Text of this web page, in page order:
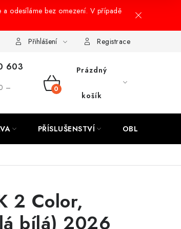
a odesíláme bez omezení. V případě
údajů Návody na montáž
Přihlášení Registrace
603
–
NÁKUPNÍ
Prázdný
košík
PŘÍSLUŠENSTVÍ OBLEČENÍ
2 Color,
bílá) 2026